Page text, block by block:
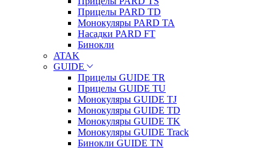
Прицелы PARD TD
Монокуляры PARD TA
Насадки PARD FT
Бинокли
ATAK
GUIDE
Прицелы GUIDE TR
Прицелы GUIDE TU
Монокуляры GUIDE TJ
Монокуляры GUIDE TD
Монокуляры GUIDE TK
Монокуляры GUIDE Track
Бинокли GUIDE TN